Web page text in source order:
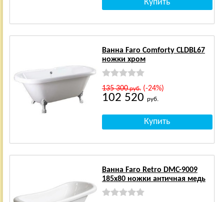
Ванна Faro Comforty CLDBL67
ножки хром
135 300руб.(-24%)
102 520 руб.
Ванна Faro Retro DMC-9009
185x80 ножки античная медь